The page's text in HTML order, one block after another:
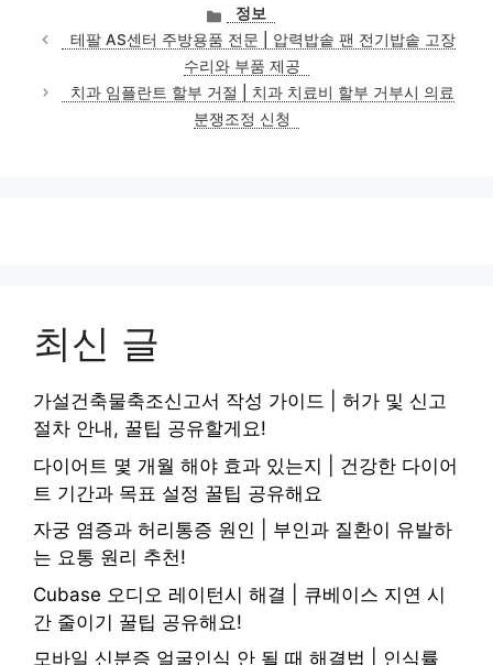
카
테
고
리
정보
테팔 AS센터 주방용품 전문 | 압력밥솥 팬 전기밥솥 고장
수리와 부품 제공
치과 임플란트 할부 거절 | 치과 치료비 할부 거부시 의료
분쟁조정 신청
최신 글
가설건축물축조신고서 작성 가이드 | 허가 및 신고
절차 안내, 꿀팁 공유할게요!
다이어트 몇 개월 해야 효과 있는지 | 건강한 다이어
트 기간과 목표 설정 꿀팁 공유해요
자궁 염증과 허리통증 원인 | 부인과 질환이 유발하
는 요통 원리 추천!
Cubase 오디오 레이턴시 해결 | 큐베이스 지연 시
간 줄이기 꿀팁 공유해요!
모바일 신분증 얼굴인식 안 될 때 해결법 | 인식률